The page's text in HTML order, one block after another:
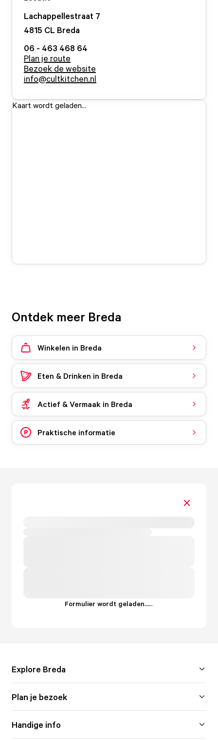
Lachappellestraat 7
4815 CL Breda
06 - 463 468 64
Plan je route
Bezoek de website
info@cultkitchen.nl
Kaart wordt geladen...
Ontdek meer Breda
Winkelen in Breda
Eten & Drinken in Breda
Actief & Vermaak in Breda
Praktische informatie
Formulier wordt geladen......
Explore Breda
Plan je bezoek
Handige info